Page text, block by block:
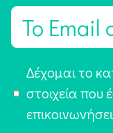
E
π
Δέχομαι το
στοιχεία